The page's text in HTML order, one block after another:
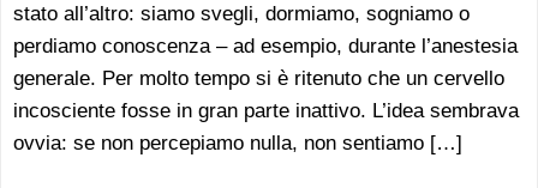
stato all’altro: siamo svegli, dormiamo, sogniamo o
perdiamo conoscenza – ad esempio, durante l’anestesia
generale. Per molto tempo si è ritenuto che un cervello
incosciente fosse in gran parte inattivo. L’idea sembrava
ovvia: se non percepiamo nulla, non sentiamo […]